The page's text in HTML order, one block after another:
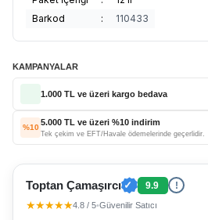
Barkod
: 110433
KAMPANYALAR
1.000 TL ve üzeri kargo bedava
%10
5.000 TL ve üzeri %10 indirim
Tek çekim ve EFT/Havale ödemelerinde geçerlidir.
Toptan Çamaşırcı ✓ 9.9 !
★★★★★4.8 / 5•Güvenilir Satıcı